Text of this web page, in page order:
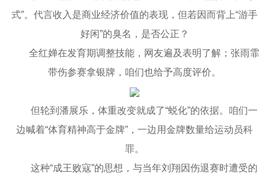
式”。代言收入是商业经济价值的表现，但若因而背上“游手
好闲”的臭名，是否公正？
全红婵在发育期调整技能，网友遍及表明了解；张雨霏
带伤参赛拿银牌，咱们也给予高度评价。
但轮到潘展乐，体重改变就成了“蜕化”的依据。咱们一
边喊着“体育精神高于金牌”，一边用金牌数量给运动员科
罪。
这种“成王败寇”的思想，与当年刘翔因伤退赛时遭受的